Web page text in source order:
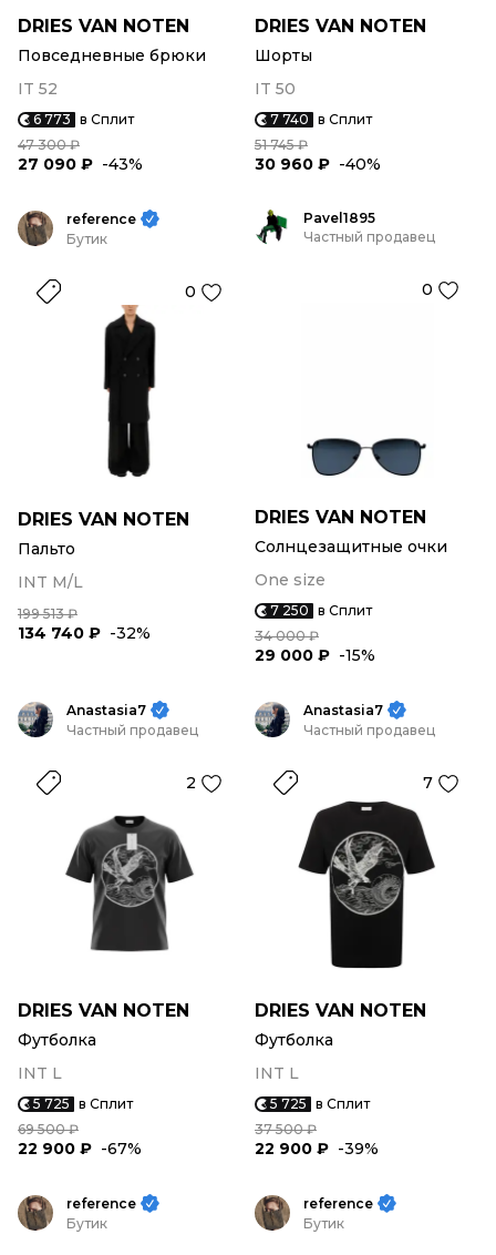
DRIES VAN NOTEN
Повседневные брюки
IT 52
6 773 в Сплит
47 300 ₽
27 090 ₽ -43%
DRIES VAN NOTEN
Шорты
IT 50
7 740 в Сплит
51 745 ₽
30 960 ₽ -40%
reference
Бутик
0
DRIES VAN NOTEN
Пальто
INT M/L
199 513 ₽
134 740 ₽ -32%
Pavel1895
Частный продавец
0
DRIES VAN NOTEN
Солнцезащитные очки
One size
7 250 в Сплит
34 000 ₽
29 000 ₽ -15%
Anastasia7
Частный продавец
2
DRIES VAN NOTEN
Футболка
INT L
5 725 в Сплит
69 500 ₽
22 900 ₽ -67%
Anastasia7
Частный продавец
7
DRIES VAN NOTEN
Футболка
INT L
5 725 в Сплит
37 500 ₽
22 900 ₽ -39%
reference
Бутик
reference
Бутик